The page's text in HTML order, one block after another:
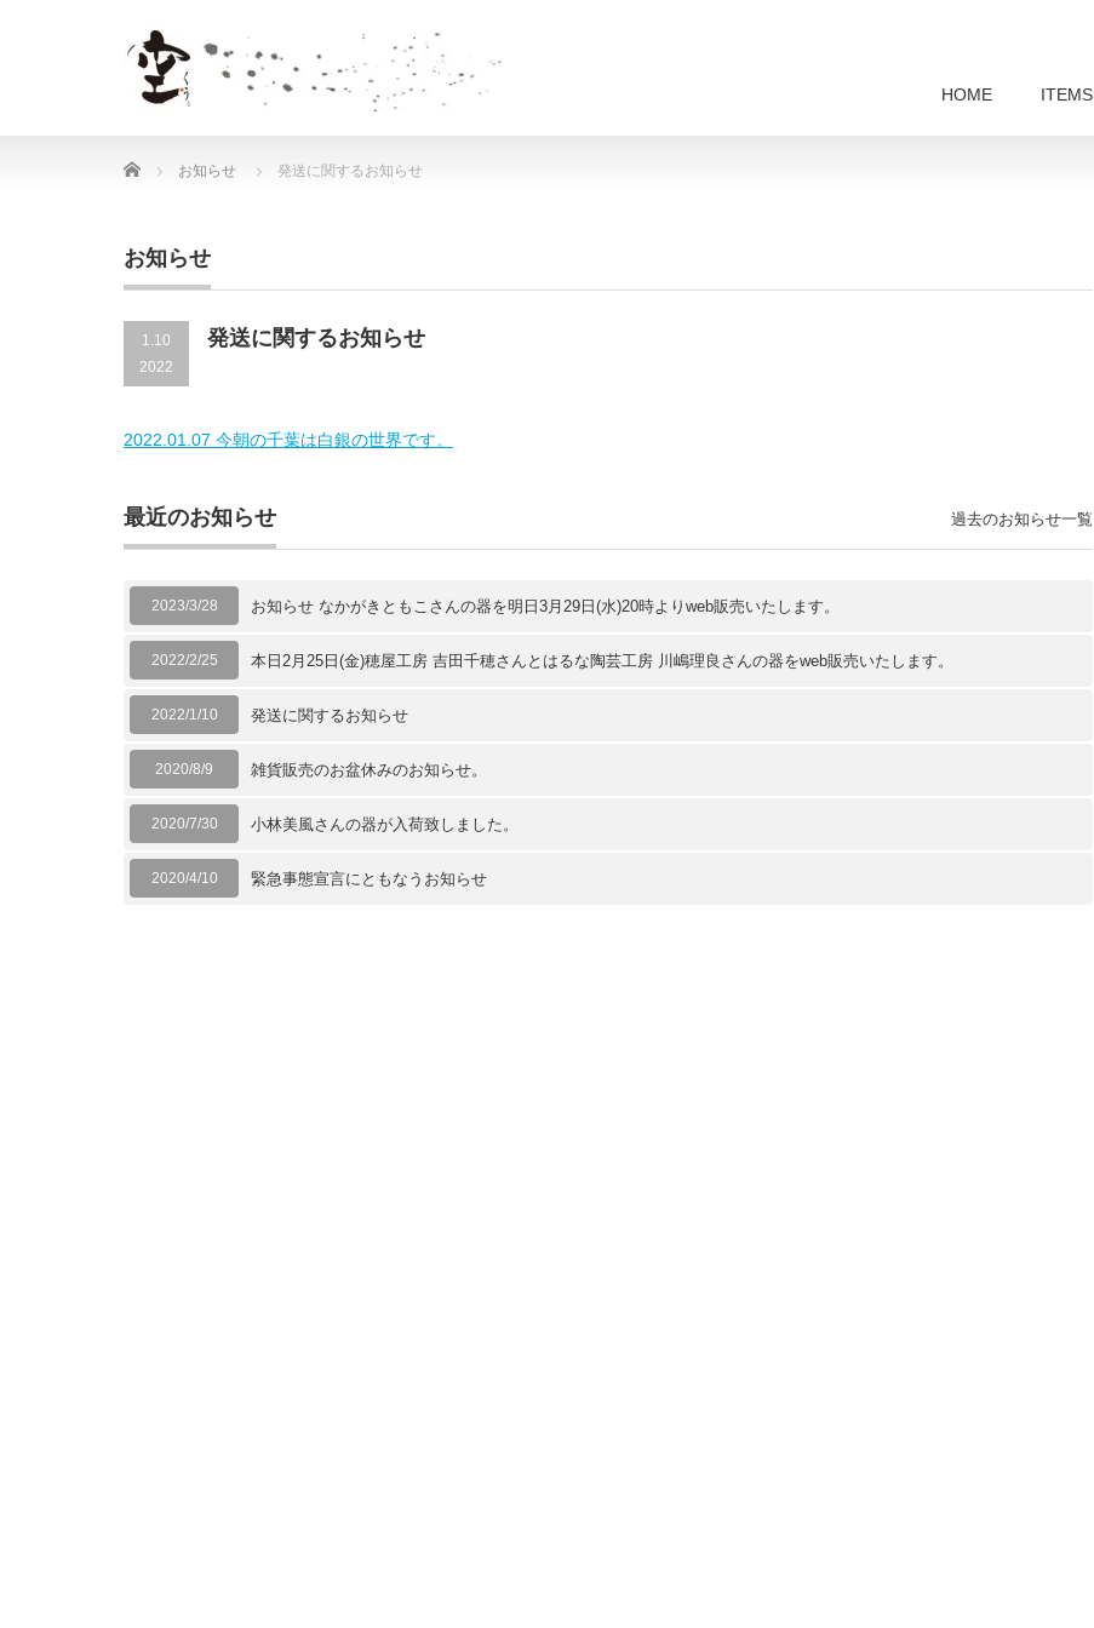
HOME ITEMS
Home お知らせ 発送に関するお知らせ
お知らせ
1.10
2022
発送に関するお知らせ
2022.01.07 今朝の千葉は白銀の世界です。
最近のお知らせ
2023/3/28 お知らせ なかがきともこさんの器を明日3月29日(水)20時よりweb販売いたします。
2022/2/25 本日2月25日(金)穂屋工房 吉田千穂さんとはるな陶芸工房 川嶋理良さんの器をweb販売いたします。
2022/1/10 発送に関するお知らせ
2020/8/9 雑貨販売のお盆休みのお知らせ。
2020/7/30 小林美風さんの器が入荷致しました。
2020/4/10 緊急事態宣言にともなうお知らせ
過去のお知らせ一覧